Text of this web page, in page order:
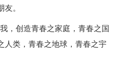
。
，创造青春之家庭，青春之国
人类，青春之地球，青春之宇